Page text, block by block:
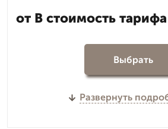
от В стоимость
Выбрать
Развернуть